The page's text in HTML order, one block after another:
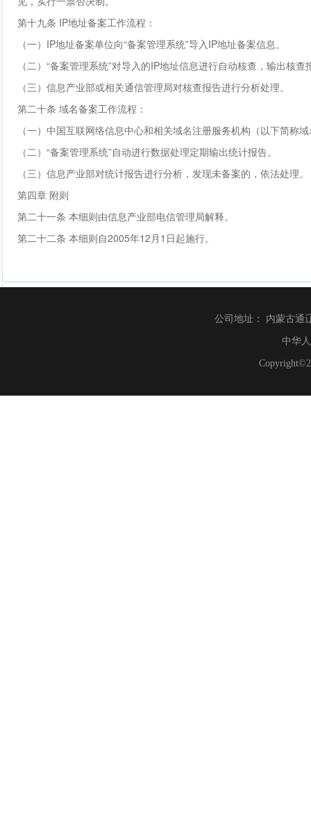
第十九条 IP地址备案工作流程：
（一）IP地址备案单位向“备案管理系统”导入IP地址备案信息。
（二）“备案管理系统”对导入的IP地址信息进行自动核查，输出核
（三）信息产业部或相关通信管理局对核查报告进行分析处理。
第二十条 域名备案工作流程：
（一）中国互联网络信息中心和相关域名注册服务机构（以下简称
（二）“备案管理系统”自动进行数据处理定期输出统计报告。
（三）信息产业部对统计报告进行分析，发现未备案的，依法处理。
第四章 附则
第二十一条 本细则由信息产业部电信管理局解释。
第二十二条 本细则自2005年12月1日起施行。
公司地址： 内蒙古通
中华